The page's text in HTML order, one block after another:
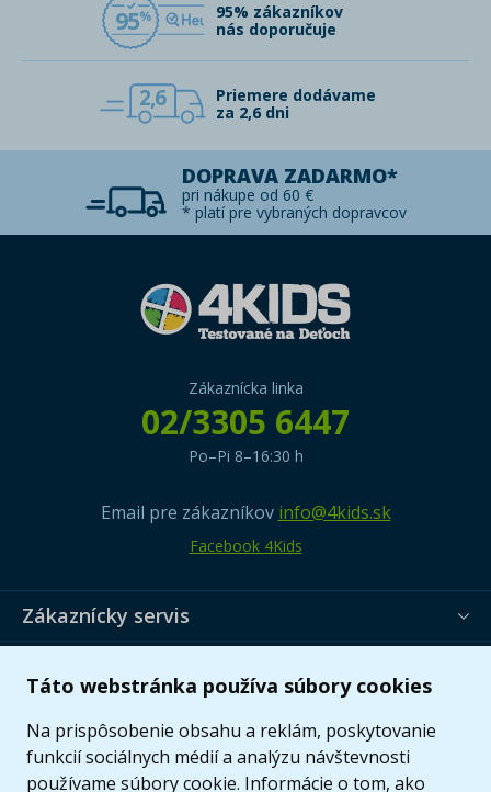
Táto webstránka používa súbory cookies
Na prispôsobenie obsahu a reklám, poskytovanie
funkcií sociálnych médií a analýzu návštevnosti
používame súbory cookie. Informácie o tom, ako
95
95% zákazníkov
nás doporučuje
2,6
Priemere dodávame
za 2,6 dni
DOPRAVA ZADARMO*
pri nákupe od 60 €
* platí pre vybraných dopravcov
Zákaznícka linka
02/3305 6447
Po–Pi 8–16:30 h
Email pre zákazníkov info@4kids.sk
Facebook 4Kids
Zákaznícky servis